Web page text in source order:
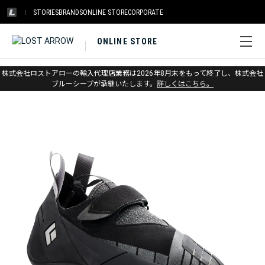
STORIESBRANDSONLINE STORECORPORATE
ONLINE STORE
株式会社ロストアローの輸入代理店業務は2026年8月末をもって終了し、株式会社
ブルーシープが承継いたします。 詳しくはこちら。
ホーム > アウトレット > クライミングシューズ